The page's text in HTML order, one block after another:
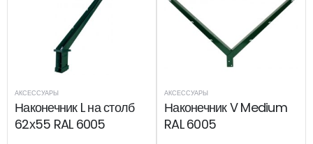
АКСЕССУАРЫ
Наконечник L на столб
62х55 RAL 6005
АКСЕССУАРЫ
Наконечник V Medium
RAL 6005